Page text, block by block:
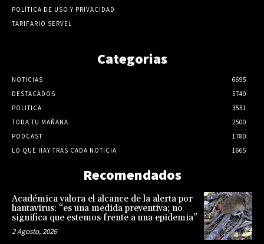
POLÍTICA DE USO Y PRIVACIDAD
TARIFARIO SERVEL
Categorias
NOTICIAS
6695
DESTACADOS
5740
POLITICA
3551
TODA TU MAÑANA
2500
PODCAST
1780
LO QUE HAY TRAS CADA NOTICIA
1665
Recomendados
Académica valora el alcance de la alerta por
hantavirus: “es una medida preventiva; no
significa que estemos frente a una epidemia”
2 Agosto, 2026